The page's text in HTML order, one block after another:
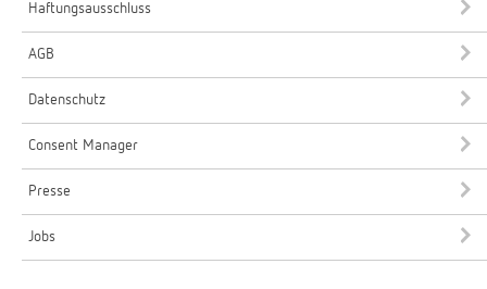
Haftungsausschluss
AGB
Datenschutz
Consent Manager
Presse
Jobs